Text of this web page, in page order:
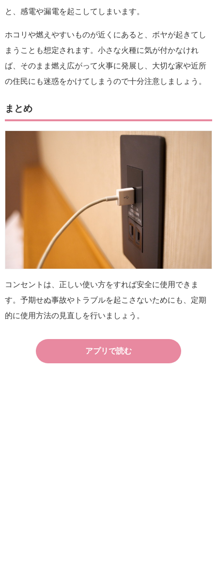
と、感電や漏電を起こしてしまいます。
ホコリや燃えやすいものが近くにあると、ボヤが起きてし
まうことも想定されます。小さな火種に気が付かなけれ
ば、そのまま燃え広がって火事に発展し、大切な家や近所
の住民にも迷惑をかけてしまうので十分注意しましょう。
まとめ
コンセントは、正しい使い方をすれば安全に使用できま
す。予期せぬ事故やトラブルを起こさないためにも、定期
的に使用方法の見直しを行いましょう。
アプリで読む